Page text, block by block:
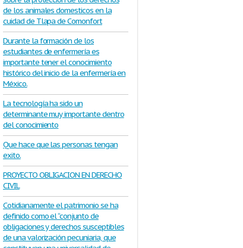
de los animales domesticos en la
cuidad de Tlapa de Comonfort
Durante la formación de los
estudiantes de enfermería es
importante tener el conocimiento
histórico del inicio de la enfermería en
México.
La tecnología ha sido un
determinante muy importante dentro
del conocimiento
Que hace que las personas tengan
exito.
PROYECTO OBLIGACION EN DERECHO
CIVIL
Cotidianamente el patrimonio se ha
definido como el “conjunto de
obligaciones y derechos susceptibles
de una valorización pecuniaria, que